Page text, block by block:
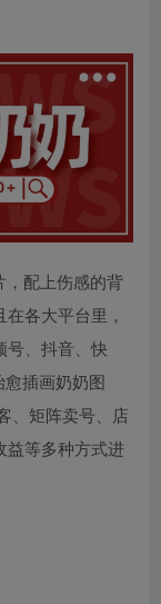
，配上伤感的背
各大平台里，
号、抖音、快
插画奶奶图
、矩阵卖号、店
益等多种方式进